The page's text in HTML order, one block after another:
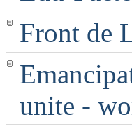
Front de
unite -